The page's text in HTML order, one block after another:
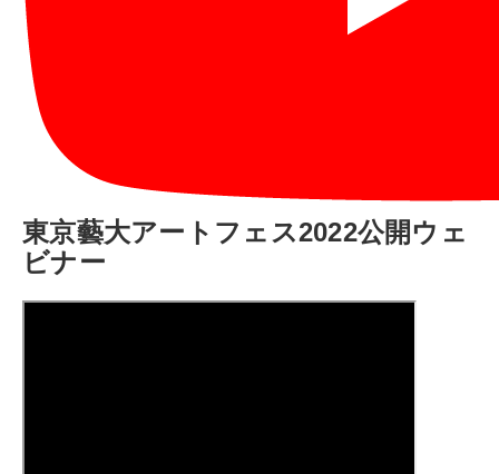
東京藝大アートフェス2022公開ウェ
ビナー